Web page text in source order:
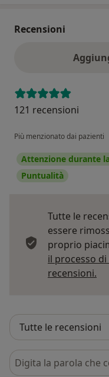
Barbieri A, Romagnoli
Does 16-slice
evaluation? Ligabue
Modena MG, Ratti C,
Cardiovasc Med
PRESTAZIONI: visite
Recensioni
121 recensioni
Più menzionato dai pazienti
Attenzione durante
Puntualità
Tutte le
essere
proprio
il processo
recensioni.
Cerca nelle recensioni